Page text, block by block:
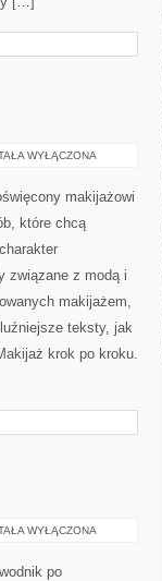
WYŁĄCZONA
makijażowi
które chcą
związane z modą i
makijażem,
teksty, jak
krok po kroku.
WYŁĄCZONA
po